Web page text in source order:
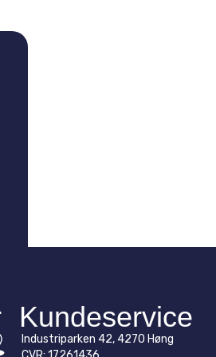
Kundeservice
Industriparken 42, 4270 Høng